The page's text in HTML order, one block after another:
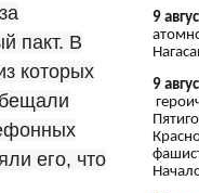
пакт. В
которых
его, что
9
9